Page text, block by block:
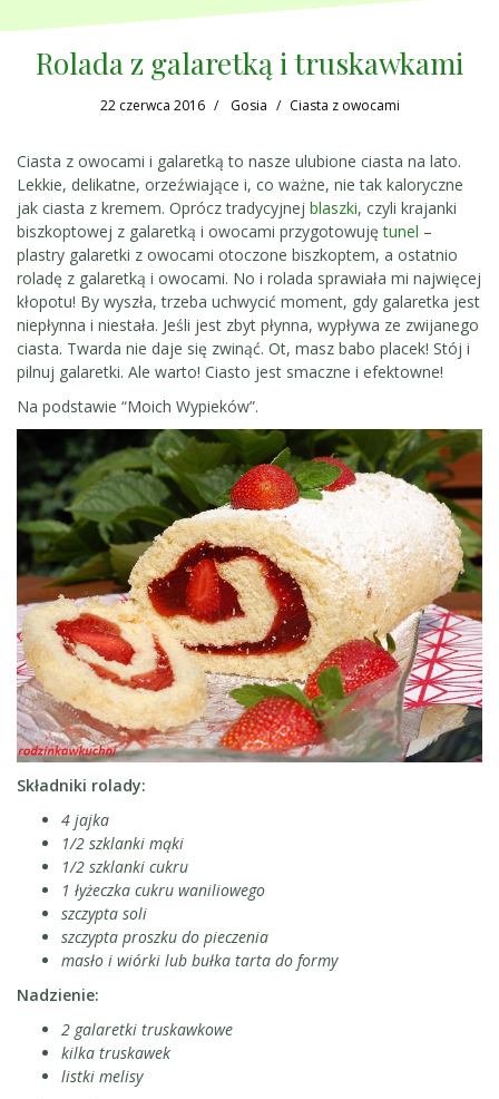
Rolada z galaretką i truskawkami
22 czerwca 2016 Gosia Ciasta z owocami
Ciasta z owocami i galaretką to nasze ulubione ciasta na lato.
Lekkie, delikatne, orzeźwiające i, co ważne, nie tak kaloryczne
jak ciasta z kremem. Oprócz tradycyjnej blaszki, czyli krajanki
biszkoptowej z galaretką i owocami przygotowujętunel –
plastry galaretki z owocami otoczone biszkoptem, a ostatnio
roladę z galaretką i owocami. No i rolada sprawiała mi najwięcej
kłopotu! By wyszła, trzeba uchwycić moment, gdy galaretka jest
niepłynna i niestała. Jeśli jest zbyt płynna, wypływa ze zwijanego
ciasta. Twarda nie daje się zwinąć. Ot, masz babo placek! Stój i
pilnuj galaretki. Ale warto! Ciasto jest smaczne i efektowne!
Na podstawie “Moich Wypieków”.
Składniki rolady:
4 jajka
1/2 szklanki mąki
1/2 szklanki cukru
1 łyżeczka cukru waniliowego
szczypta soli
szczypta proszku do pieczenia
masło i wiórki lub bułka tarta do formy
Nadzienie:
2 galaretki truskawkowe
kilka truskawek
listki melisy